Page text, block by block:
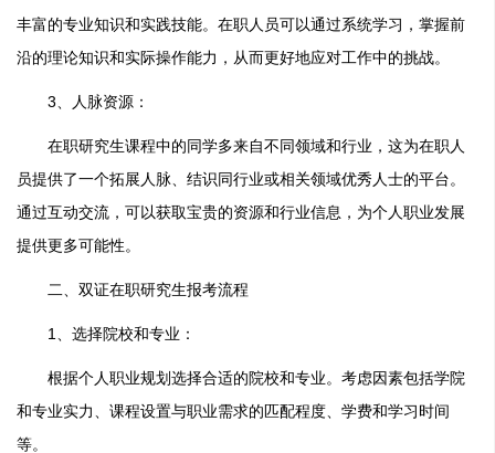
丰富的专业知识和实践技能。在职人员可以通过系统学习，掌握前
沿的理论知识和实际操作能力，从而更好地应对工作中的挑战。
3、人脉资源：
在职研究生课程中的同学多来自不同领域和行业，这为在职人
员提供了一个拓展人脉、结识同行业或相关领域优秀人士的平台。
通过互动交流，可以获取宝贵的资源和行业信息，为个人职业发展
提供更多可能性。
二、双证在职研究生报考流程
1、选择院校和专业：
根据个人职业规划选择合适的院校和专业。考虑因素包括学院
和专业实力、课程设置与职业需求的匹配程度、学费和学习时间
等。